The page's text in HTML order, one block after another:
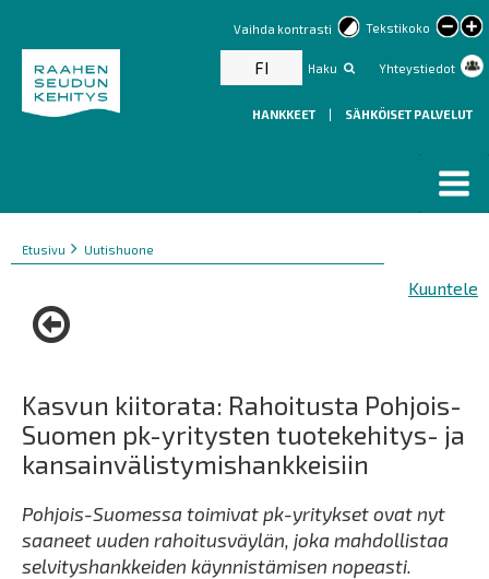
Tekstikoko
text
Vaihda kontrasti
Haku Yhteystiedot
FI
HANKKEET | SÄHKÖISET PALVELUT
Murupolku
You
Etusivu Uutishuone
Kuuntele
Kasvun kiitorata: Rahoitusta Pohjois-
Suomen pk-yritysten tuotekehitys- ja
kansainvälistymishankkeisiin
Pohjois-Suomessa toimivat pk-yritykset ovat nyt
saaneet uuden rahoitusväylän, joka mahdollistaa
selvityshankkeiden käynnistämisen nopeasti.